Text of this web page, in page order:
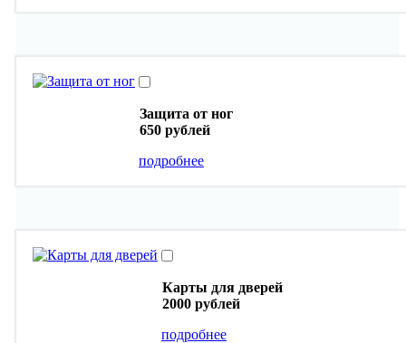
Защита от ног
650 рублей
подробнее
Карты для дверей
2000 рублей
подробнее